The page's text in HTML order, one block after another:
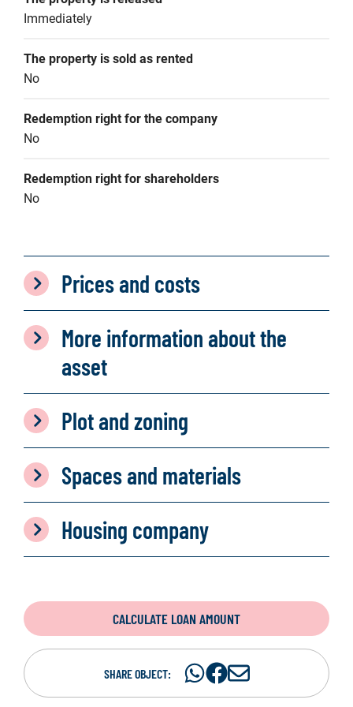
Immediately
The property is sold as rented
No
Redemption right for the company
No
Redemption right for shareholders
No
Prices and costs
More information about the
asset
Plot and zoning
Spaces and materials
Housing company
CALCULATE LOAN AMOUNT
SHARE OBJECT:
ShareShare
S